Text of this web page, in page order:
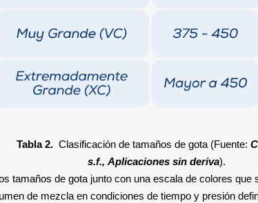
Tabla 2. Clasificación de tamaños de gota (Fuente:
s.f., Aplicaciones sin deriva).
tamaños de gota junto con una escala de colores que
de mezcla en condiciones de tiempo y presión